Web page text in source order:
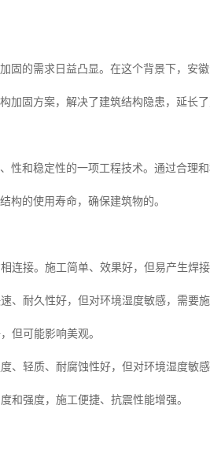
固的需求日益凸显。在这个背景下，安
固方案，解决了建筑结构隐患，延长
和稳定性的一项工程技术。通过合理
构的使用寿命，确保建筑物的。
接。施工简单、效果好，但易产生焊接
耐久性好，但对环境湿度敏感，需要施
但可能影响美观。
轻质、耐腐蚀性好，但对环境湿度敏感
和强度，施工便捷、抗震性能增强。